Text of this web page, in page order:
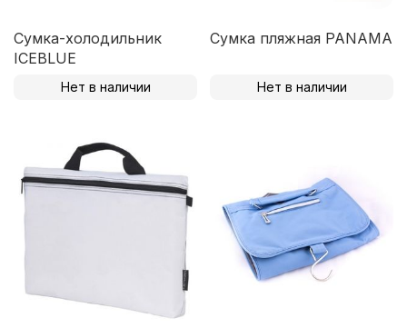
Сумка-холодильник
ICEBLUE
Нет в наличии
Сумка пляжная PANAMA
Нет в наличии